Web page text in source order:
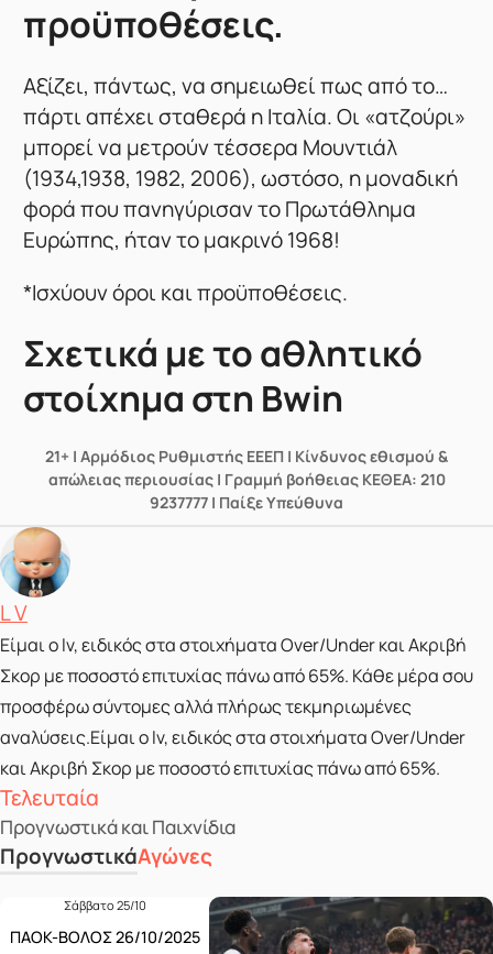
Τελευταία
Προγνωστικά και Παιχνίδια
ΠρογνωστικάΑγώνες
Σάββατο 25/10
ΠΑΟΚ-ΒΟΛΟΣ 26/10/2025
προϋποθέσεις.
Αξίζει, πάντως, να σημειωθεί πως από το…
πάρτι απέχει σταθερά η Ιταλία. Οι «ατζούρι»
μπορεί να μετρούν τέσσερα Μουντιάλ
(1934,1938, 1982, 2006), ωστόσο, η μοναδική
φορά που πανηγύρισαν το Πρωτάθλημα
Ευρώπης, ήταν το μακρινό 1968!
*Ισχύουν όροι και προϋποθέσεις.
Σχετικά με το αθλητικό
στοίχημα στη Bwin
21+ | Αρμόδιος Ρυθμιστής ΕΕΕΠ | Κίνδυνος εθισμού &
απώλειας περιουσίας | Γραμμή βοήθειας ΚΕΘΕΑ: 210
9237777 | Παίξε Υπεύθυνα
Posted by
L V
Είμαι ο lv, ειδικός στα στοιχήματα Over/Under και Ακριβή
Σκορ με ποσοστό επιτυχίας πάνω από 65%. Κάθε μέρα σου
προσφέρω σύντομες αλλά πλήρως τεκμηριωμένες
αναλύσεις.Είμαι ο lv, ειδικός στα στοιχήματα Over/Under
και Ακριβή Σκορ με ποσοστό επιτυχίας πάνω από 65%.